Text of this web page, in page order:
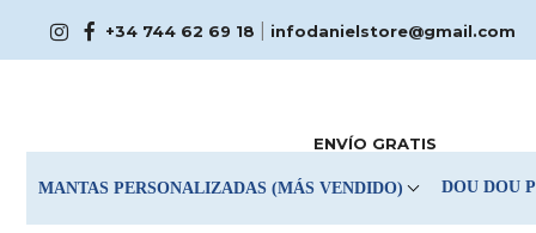
+34 744 62 69 18 infodanielstore@gmail.com
ENVÍO GRATIS
MANTAS PERSONALIZADAS (MÁS VENDIDO) DOU DOU